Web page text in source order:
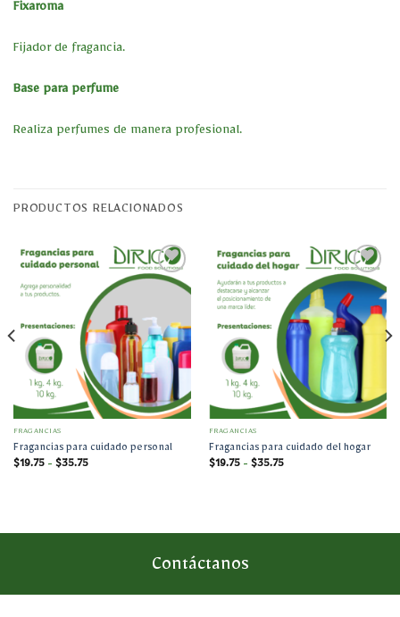
Fixaroma
Fijador de fragancia.
Base para perfume
Realiza perfumes de manera profesional.
PRODUCTOS RELACIONADOS
Añadir
a la
lista
de
deseos
FRAGANCIAS
Fragancias para cuidado personal
$19.75 - $35.75Rango
$35.75
Añadir
a la
lista
de
deseos
FRAGANCIAS
Fragancias para cuidado del hogar
$19.75 - $35.75Rango
$35.75
Contáctanos